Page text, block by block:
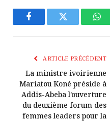
FacebookTwitter
ARTICLE PRÉCÉDENT
La ministre ivoirienne
Mariatou Koné préside à
Addis-Abeba l’ouverture
du deuxième forum des
femmes leaders pour la